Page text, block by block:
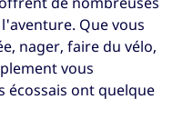
Que vous
nager, faire du vélo,
vous
écossais ont quelque